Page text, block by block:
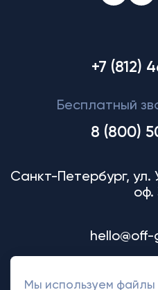
+7 (812)
Бесплатный
8 (800)
Санкт-Петербург, ул.
оф.
Мы используем файлы